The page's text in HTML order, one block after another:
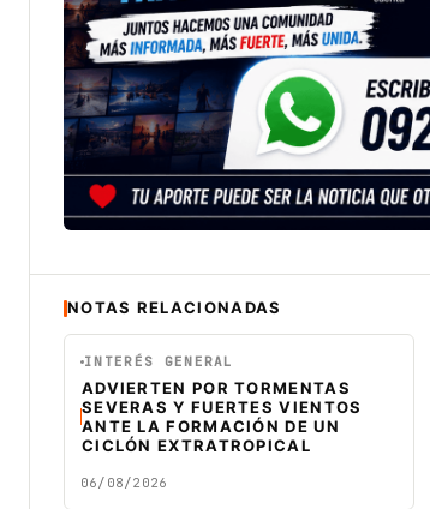
NOTAS RELACIONADAS
INTERÉS GENERAL
ADVIERTEN POR TORMENTAS
SEVERAS Y FUERTES VIENTOS
ANTE LA FORMACIÓN DE UN
CICLÓN EXTRATROPICAL
06/08/2026